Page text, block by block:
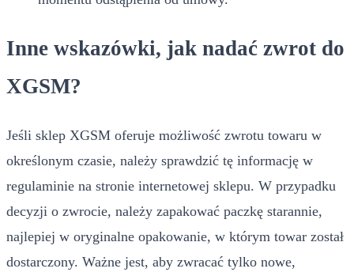
Inne wskazówki, jak nadać zwrot do
XGSM?
Jeśli sklep XGSM oferuje możliwość zwrotu towaru w
określonym czasie, należy sprawdzić tę informację w
regulaminie na stronie internetowej sklepu. W przypadku
decyzji o zwrocie, należy zapakować paczkę starannie,
najlepiej w oryginalne opakowanie, w którym towar został
dostarczony. Ważne jest, aby zwracać tylko nowe,